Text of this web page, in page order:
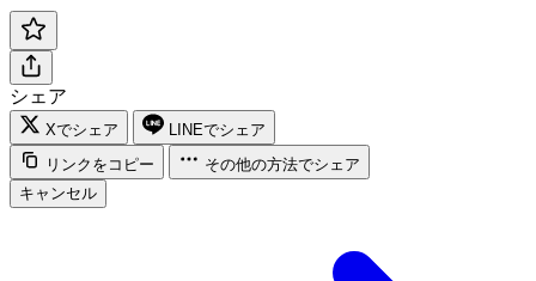
シェア
Xでシェア
LINEでシェア
リンクをコピー
その他の方法でシェア
キャンセル